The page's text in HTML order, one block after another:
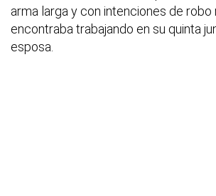
arma larga y con intenciones de
encontraba trabajando en su quinta
esposa.